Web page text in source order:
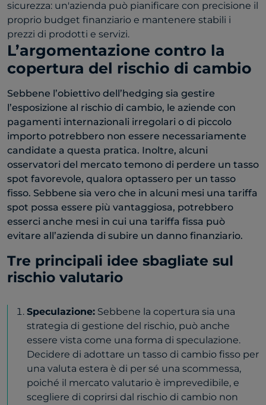
L’argomentazione contro la
copertura del rischio di cambio
Sebbene l’obiettivo dell’hedging sia gestire
l’esposizione al rischio di cambio, le aziende con
pagamenti internazionali irregolari o di piccolo
importo potrebbero non essere necessariamente
candidate a questa pratica. Inoltre, alcuni
osservatori del mercato temono di perdere un tasso
spot favorevole, qualora optassero per un tasso
fisso. Sebbene sia vero che in alcuni mesi una tariffa
spot possa essere più vantaggiosa, potrebbero
esserci anche mesi in cui una tariffa fissa può
evitare all’azienda di subire un danno finanziario.
Tre principali idee sbagliate sul
rischio valutario
Speculazione: Sebbene la copertura sia una
strategia di gestione del rischio, può anche
essere vista come una forma di speculazione.
Decidere di adottare un tasso di cambio fisso per
una valuta estera è di per sé una scommessa,
poiché il mercato valutario è imprevedibile, e
scegliere di coprirsi dal rischio di cambio non